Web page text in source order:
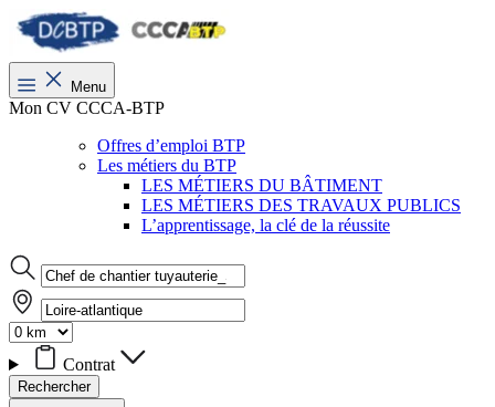
Menu
Mon CV CCCA-BTP
Offres d’emploi BTP
Les métiers du BTP
LES MÉTIERS DU BÂTIMENT
LES MÉTIERS DES TRAVAUX PUBLICS
L’apprentissage, la clé de la réussite
Contrat
Rechercher